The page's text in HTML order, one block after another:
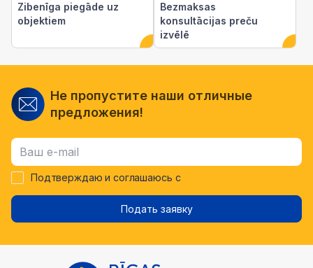
Zibenīga piegāde uz
objektiem
Bezmaksas
konsultācijas preču
izvēlē
Не пропустите наши отличные
предложения!
Подтверждаю и соглашаюсь с
Подать заявку